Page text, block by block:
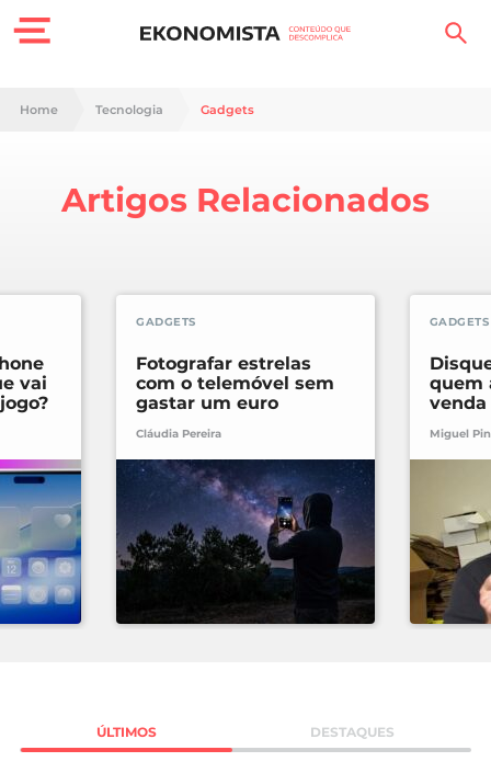
Finanças Pessoais
Carreira
Lifestyle
Sociedade
Tecnologia
Negócios
Mundial 2026
Home Tecnologia Gadgets
Artigos Relacionados
GADGETS
Fotografar estrelas
com o telemóvel sem
gastar um euro
Cláudia Pereira
GADGETS
quem
venda
Miguel
vai
ÚLTIMOS DESTAQUES